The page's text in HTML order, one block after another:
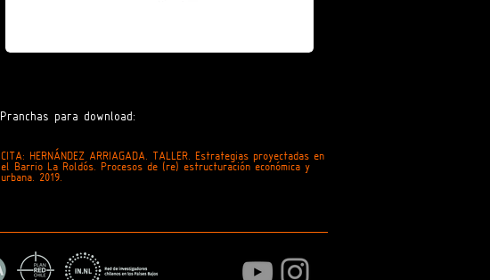
CITA: HERNÁNDEZ ARRIAGADA. TALLER. Estrategias proyectadas en
el Barrio La Roldós. Procesos de (re) estructuración económica y
urbana. 2019.
Pranchas para download: